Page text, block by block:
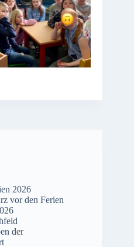
2026
vor den Ferien
der